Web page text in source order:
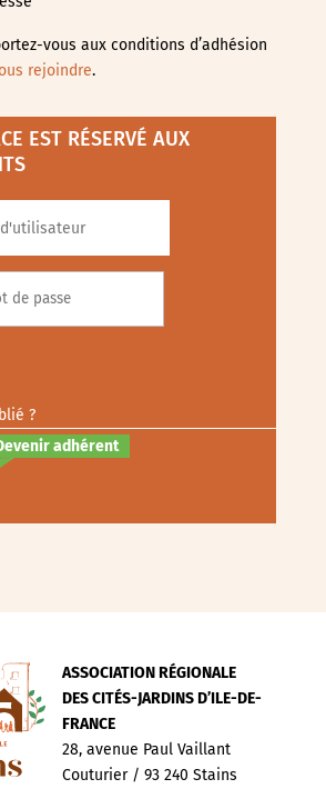
vous aux conditions d’adhésion
rejoindre.
EST RÉSERVÉ AUX
?
adhérent
ASSOCIATION RÉGIONALE
DES CITÉS-JARDINS D’ILE-DE-
FRANCE
28, avenue Paul Vaillant
Couturier / 93 240 Stains